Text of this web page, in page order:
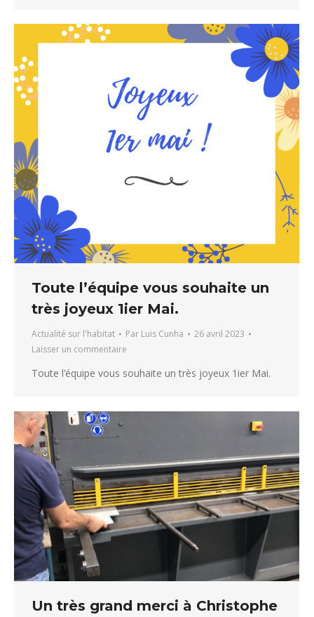
Toute l’équipe vous souhaite un
très joyeux 1ier Mai.
Actualité sur l'habitat Par Luis Cunha
26 avril 2023
Laisser un commentaire
Toute l’équipe vous souhaite un très joyeux 1ier Mai.
Un très grand merci à Christophe